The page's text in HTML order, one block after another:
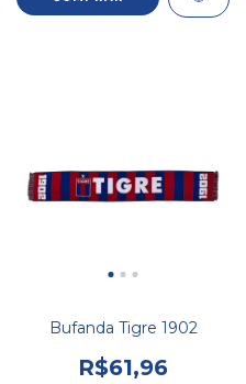
Bufanda Tigre 1902
R$61,96